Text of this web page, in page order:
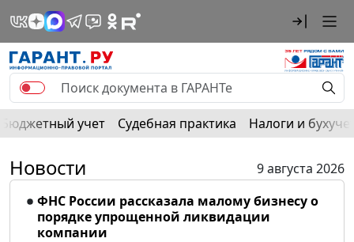
Бюджетный учет Судебная практика Налоги и
Новости
9 августа 2026
ФНС России рассказала малому бизнесу о
порядке упрощенной ликвидации
компании